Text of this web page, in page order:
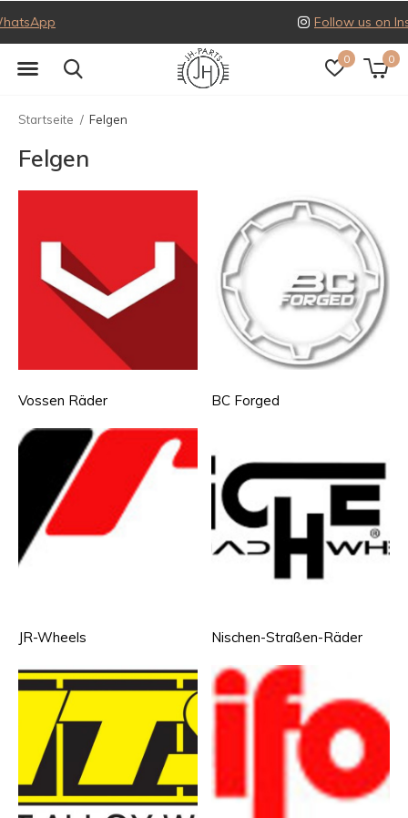
0 0
Startseite Felgen
Felgen
Vossen Räder BC Forged
JR-Wheels Nischen-Straßen-Räder